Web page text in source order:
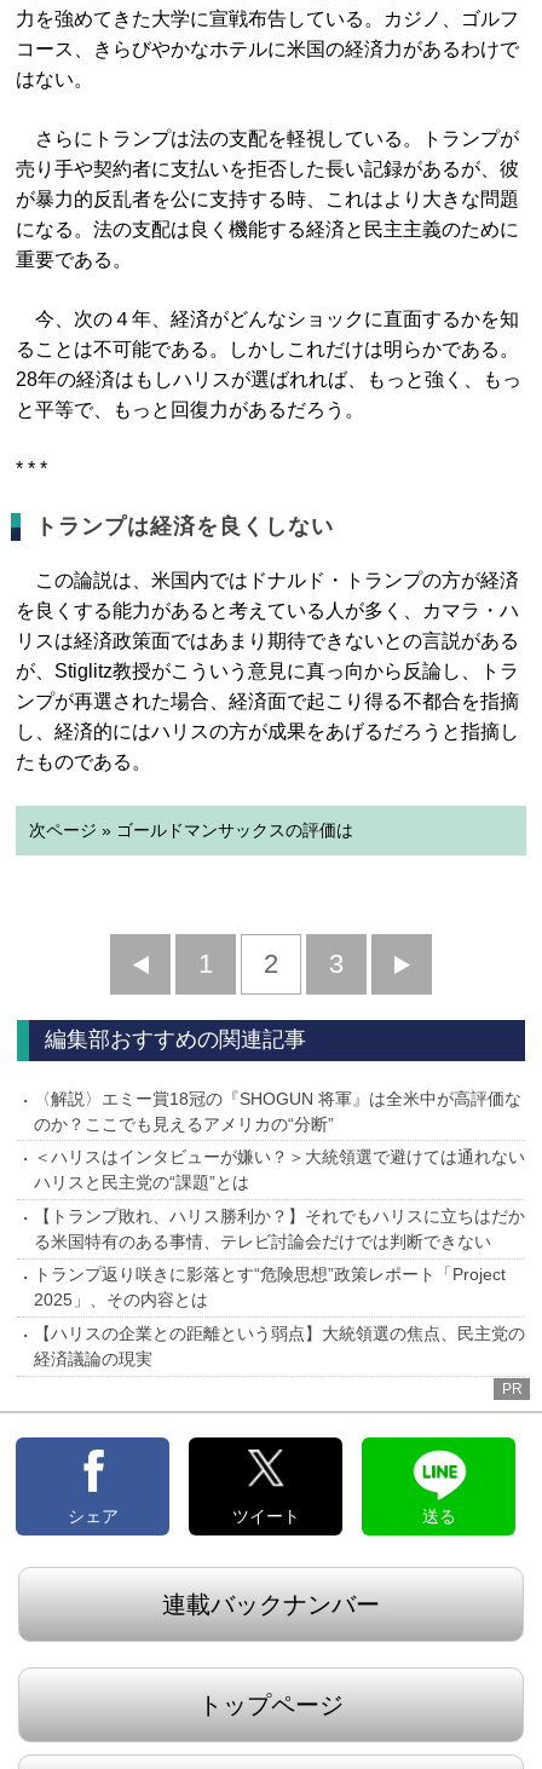
力を強めてきた大学に宣戦布告している。カジノ、ゴルフ
コース、きらびやかなホテルに米国の経済力があるわけで
はない。
さらにトランプは法の支配を軽視している。トランプが
売り手や契約者に支払いを拒否した長い記録があるが、彼
が暴力的反乱者を公に支持する時、これはより大きな問題
になる。法の支配は良く機能する経済と民主主義のために
重要である。
今、次の４年、経済がどんなショックに直面するかを知
ることは不可能である。しかしこれだけは明らかである。
28年の経済はもしハリスが選ばれれば、もっと強く、もっ
と平等で、もっと回復力があるだろう。
* * *
トランプは経済を良くしない
この論説は、米国内ではドナルド・トランプの方が経済
を良くする能力があると考えている人が多く、カマラ・ハ
リスは経済政策面ではあまり期待できないとの言説がある
が、Stiglitz教授がこういう意見に真っ向から反論し、トラ
ンプが再選された場合、経済面で起こり得る不都合を指摘
し、経済的にはハリスの方が成果をあげるだろうと指摘し
たものである。
次ページ » ゴールドマンサックスの評価は
前
へ
1 2 3
へ
編集部おすすめの関連記事
〈解説〉エミー賞18冠の『SHOGUN 将軍』は全米中が高評価な
のか？ここでも見えるアメリカの“分断”
＜ハリスはインタビューが嫌い？＞大統領選で避けては通れない
ハリスと民主党の“課題”とは
【トランプ敗れ、ハリス勝利か？】それでもハリスに立ちはだか
る米国特有のある事情、テレビ討論会だけでは判断できない
トランプ返り咲きに影落とす“危険思想”政策レポート「Project
2025」、その内容とは
【ハリスの企業との距離という弱点】大統領選の焦点、民主党の
経済議論の現実
PR
シェア ツイート 送る
連載バックナンバー
トップページ